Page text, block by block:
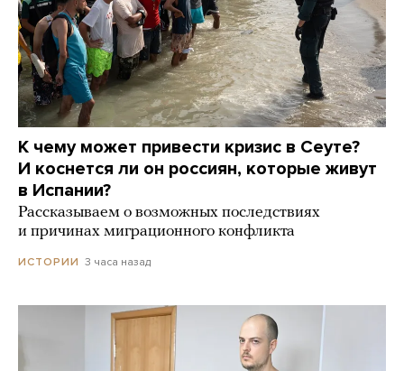
К чему может привести кризис в Сеуте?
И коснется ли он россиян, которые живут
в Испании?
Рассказываем о возможных последствиях
и причинах миграционного конфликта
ИСТОРИИ 3 часа назад